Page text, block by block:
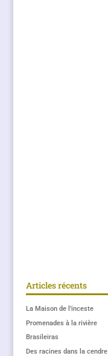
Articles récents
La Maison de l’inceste
Promenades à la rivière
Brasileiras
Des racines dans la cendre